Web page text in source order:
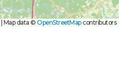
|Map data © OpenStreetMapcontributors